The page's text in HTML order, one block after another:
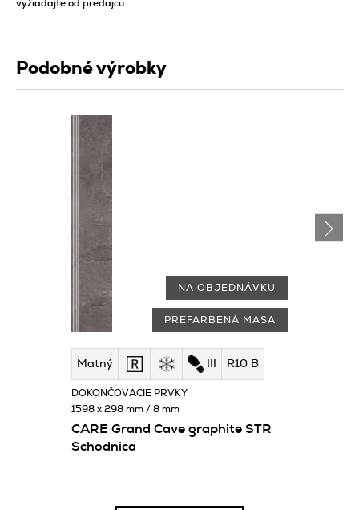
vyžiadajte od predajcu.
Podobné výrobky
NA OBJEDNÁVKU
PREFARBENÁ MASA
Matný R10 B
CARE Grand Cave graphite STR
Schodnica
DOKONČOVACIE PRVKY
1598 x 298 mm / 8 mm